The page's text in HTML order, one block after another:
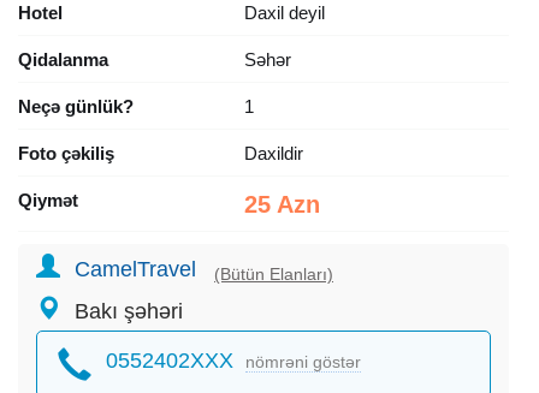
Hotel Daxil deyil
Qidalanma Səhər
Neçə günlük? 1
Foto çəkiliş Daxildir
Qiymət 25 Azn
CamelTravel (Bütün Elanları)
Bakı şəhəri
0552402XXX nömrəni göstər